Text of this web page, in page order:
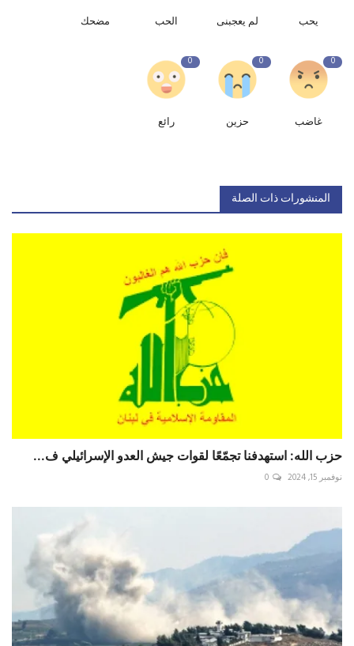
يحب لم يعجبنى الحب مضحك
0
غاضب
0
حزين
0
رائع
المنشورات ذات الصلة
حزب الله: استهدفنا تجمّعًا لقوات جيش العدو الإسرائيلي ف...
نوفمبر 15, 2024 0